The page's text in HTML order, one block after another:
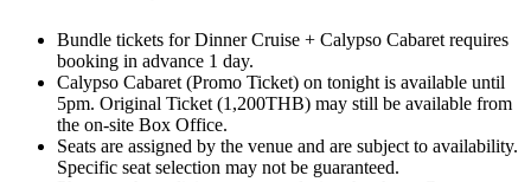
Bundle tickets for Dinner Cruise + Calypso Cabaret requires
booking in advance 1 day.
Calypso Cabaret (Promo Ticket) on tonight is available until
5pm. Original Ticket (1,200THB) may still be available from
the on-site Box Office.
Seats are assigned by the venue and are subject to availability.
Specific seat selection may not be guaranteed.